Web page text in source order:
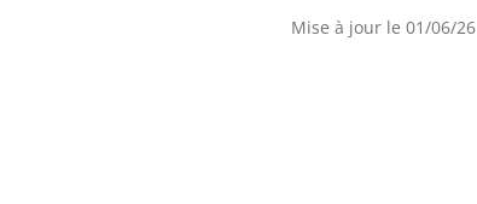
Mise à jour le 01/06/26